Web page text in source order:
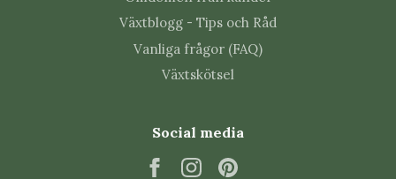
Vanliga skadedjur
Fittonia kan drabbas av spinnkvalster, trips och
jorden hålls för blöt. Kontrollera bladens undersidor
Växtblogg - Tips och Råd
Vanliga frågor (FAQ)
Växtskötsel
Social media